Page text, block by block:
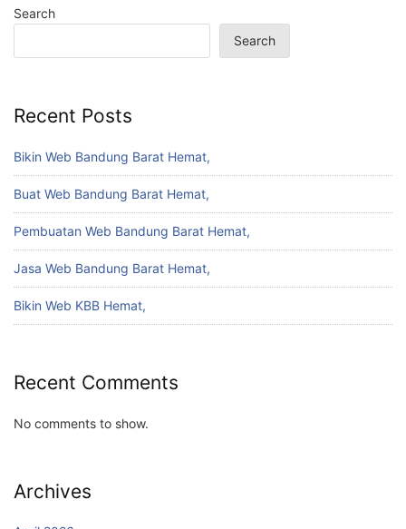
Search
Search
Recent Posts
Bikin Web Bandung Barat Hemat,
Buat Web Bandung Barat Hemat,
Pembuatan Web Bandung Barat Hemat,
Jasa Web Bandung Barat Hemat,
Bikin Web KBB Hemat,
Recent Comments
No comments to show.
Archives